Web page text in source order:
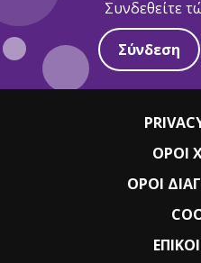
Συνδεθείτε
Σύνδεση
ΟΡΟΙ
ΟΡΟΙ